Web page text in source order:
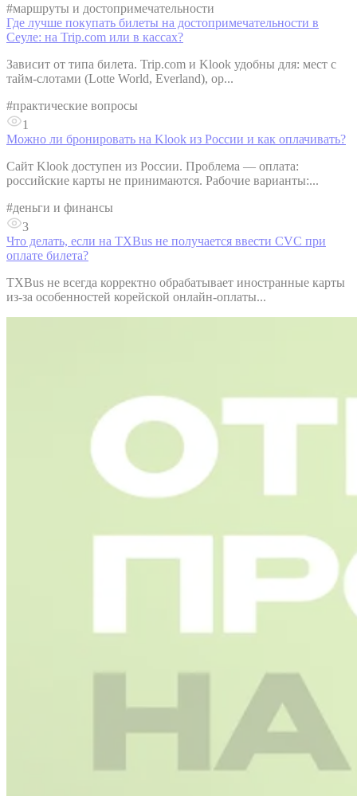
#маршруты и достопримечательности
Где лучше покупать билеты на достопримечательности в
Сеуле: на Trip.com или в кассах?
Зависит от типа билета. Trip.com и Klook удобны для: мест с
тайм-слотами (Lotte World, Everland), ор...
#практические вопросы
1
Можно ли бронировать на Klook из России и как оплачивать?
Сайт Klook доступен из России. Проблема — оплата:
российские карты не принимаются. Рабочие варианты:...
#деньги и финансы
3
Что делать, если на TXBus не получается ввести CVC при
оплате билета?
TXBus не всегда корректно обрабатывает иностранные карты
из-за особенностей корейской онлайн-оплаты...